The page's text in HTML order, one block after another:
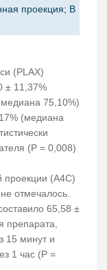
проекция; В
(PLAX)
± 11,37%
75,10%)
(медиана
(Р = 0,008)
проекции (A4C)
отмечалось.
65,58 ±
препарата,
15 минут и
1 час (Р =